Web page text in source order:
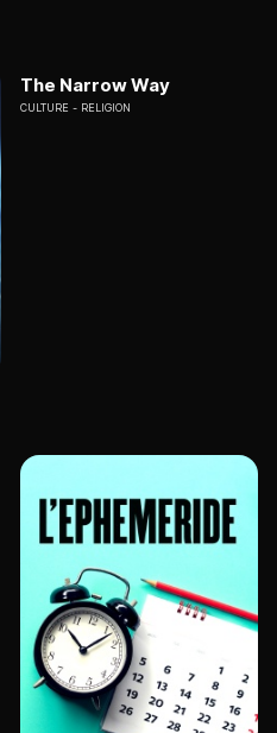
The Narrow Way
CULTURE RELIGION